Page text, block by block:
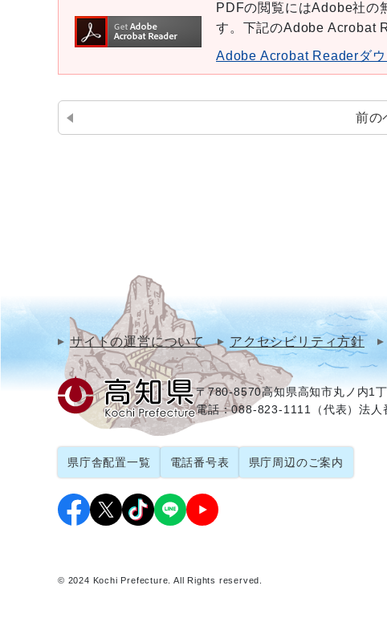
PDFの閲覧にはAdobe社の
す。下記のAdobe Acrobat
Adobe Acrobat Readerダウ
前の
サイトの運営について アクセシビリティ方針
〒780-8570高知県高知市丸ノ内1
電話：088-823-1111（代表）法人
県庁舎配置一覧 電話番号表 県庁周辺のご案内
© 2024 Kochi Prefecture. All Rights reserved.